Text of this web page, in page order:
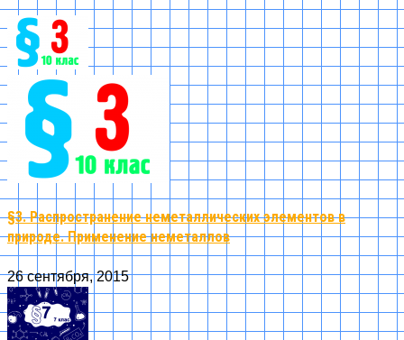
§3. Распространение неметаллических элементов в
природе. Применение неметаллов
26 сентября, 2015